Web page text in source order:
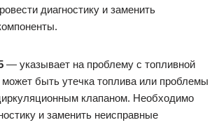
диагностику и заменить
— указывает на проблему с топливной
быть утечка топлива или проблемы
клапаном. Необходимо
и заменить неисправные